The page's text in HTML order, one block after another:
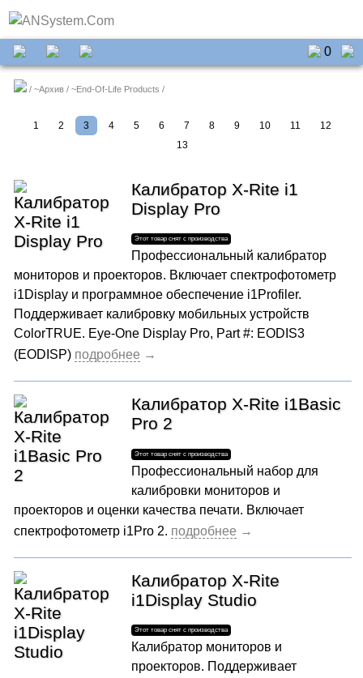
0
~Архив ~End-Of-Life Products
1 2 3 4 5 6 7 8 9 10 11
12
13
Калибратор X-Rite i1
Display Pro
Профессиональный калибратор
мониторов и проекторов. Включает спектрофотометр
i1Display и программное обеспечение i1Profiler.
Поддерживает калибровку мобильных устройств
ColorTRUE. Eye-One Display Pro, Part #: EODIS3
(EODISP)
Калибратор X-Rite i1Basic
Pro 2
Профессиональный набор для
калибровки мониторов и
проекторов и оценки качества печати. Включает
спектрофотометр i1Pro 2.
Калибратор X-Rite
i1Display Studio
Калибратор мониторов и
проекторов. Поддерживает